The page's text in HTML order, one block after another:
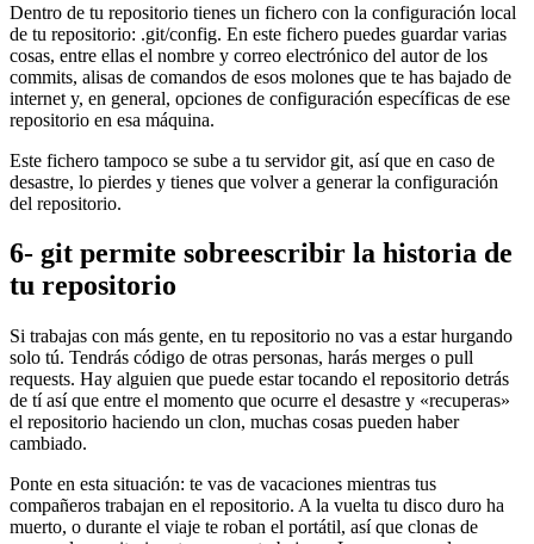
Dentro de tu repositorio tienes un fichero con la configuración local
de tu repositorio: .git/config. En este fichero puedes guardar varias
cosas, entre ellas el nombre y correo electrónico del autor de los
commits, alisas de comandos de esos molones que te has bajado de
internet y, en general, opciones de configuración específicas de ese
repositorio en esa máquina.
Este fichero tampoco se sube a tu servidor git, así que en caso de
desastre, lo pierdes y tienes que volver a generar la configuración
del repositorio.
6- git permite sobreescribir la historia de
tu repositorio
Si trabajas con más gente, en tu repositorio no vas a estar hurgando
solo tú. Tendrás código de otras personas, harás merges o pull
requests. Hay alguien que puede estar tocando el repositorio detrás
de tí así que entre el momento que ocurre el desastre y «recuperas»
el repositorio haciendo un clon, muchas cosas pueden haber
cambiado.
Ponte en esta situación: te vas de vacaciones mientras tus
compañeros trabajan en el repositorio. A la vuelta tu disco duro ha
muerto, o durante el viaje te roban el portátil, así que clonas de